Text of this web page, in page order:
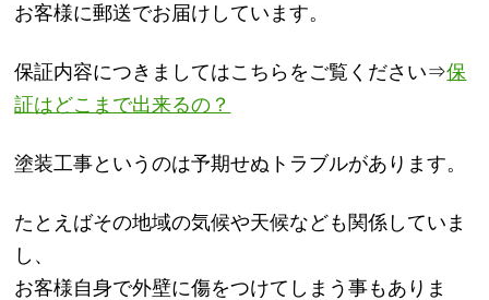
お客様に郵送でお届けしています。
保証内容につきましてはこちらをご覧ください⇒保
証はどこまで出来るの？
塗装工事というのは予期せぬトラブルがあります。
たとえばその地域の気候や天候なども関係していま
し、
お客様自身で外壁に傷をつけてしまう事もありま